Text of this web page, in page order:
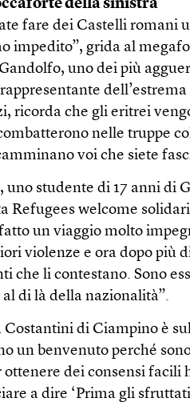
della sinistra
fare dei Castelli romani
impedito”, grida al
uno dei più
ricorda che gli eritrei
nelle truppe
voi che siete
uno studente di 17 anni di
Refugees welcome
un viaggio molto
violenze e ora dopo più
che li contestano. Sono
al di là della nazionalità”.
Costantini di Ciampino è
un benvenuto perché
ottenere dei consensi facili
a dire ‘Prima gli